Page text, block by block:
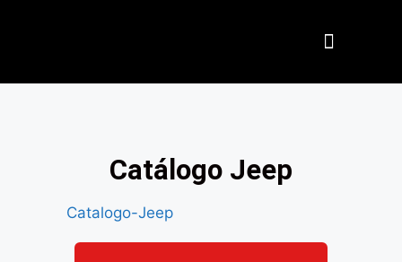
Catálogo Jeep
Catalogo-Jeep